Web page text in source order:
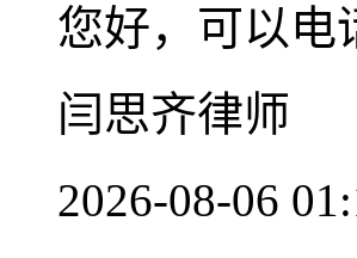
您好，可以电
闫思齐律师
2026-08-06